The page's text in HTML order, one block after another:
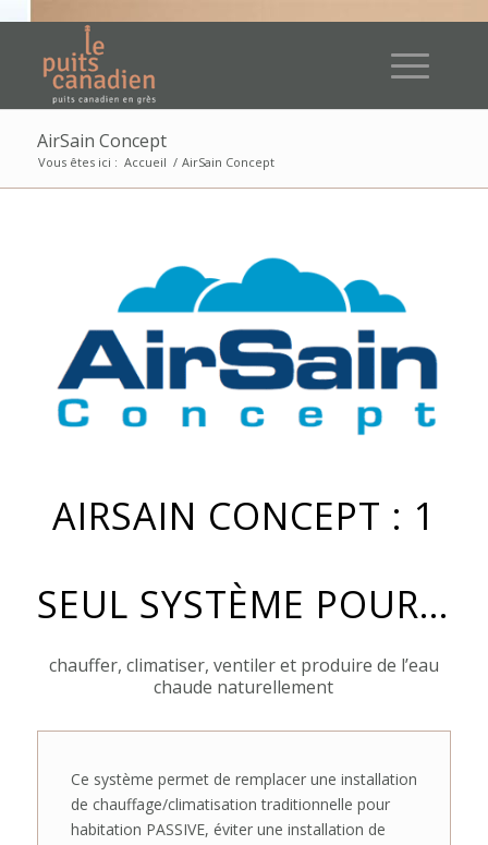
AirSain Concept
Vous êtes ici : Accueil / AirSain Concept
AIRSAIN CONCEPT : 1
SEUL SYSTÈME POUR…
chauffer, climatiser, ventiler et produire de l’eau
chaude naturellement
Ce système permet de remplacer une installation
de chauffage/climatisation traditionnelle pour
habitation PASSIVE, éviter une installation de